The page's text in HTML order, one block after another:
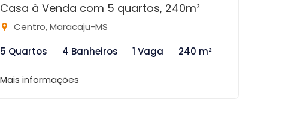
Casa à Venda com 5 quartos, 240m²
Centro, Maracaju-MS
5 Quartos
4 Banheiros 1 Vaga 240 m²
Mais informações